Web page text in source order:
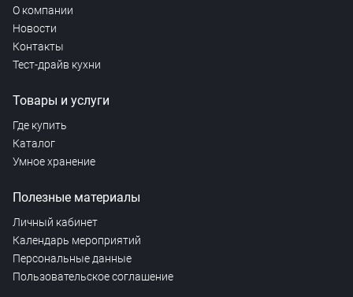
О компании
Новости
Контакты
Тест-драйв кухни
Товары и услуги
Где купить
Каталог
Умное хранение
Полезные материалы
Личный кабинет
Календарь мероприятий
Персональные данные
Пользовательское соглашение